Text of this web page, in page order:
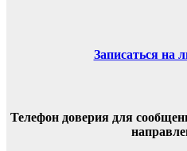
Записаться на
Телефон доверия для